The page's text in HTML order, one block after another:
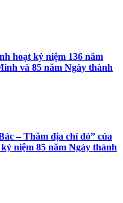
hoạt kỷ niệm 136 năm
và 85 năm Ngày thành
– Thăm địa chỉ đỏ” của
niệm 85 năm Ngày thành